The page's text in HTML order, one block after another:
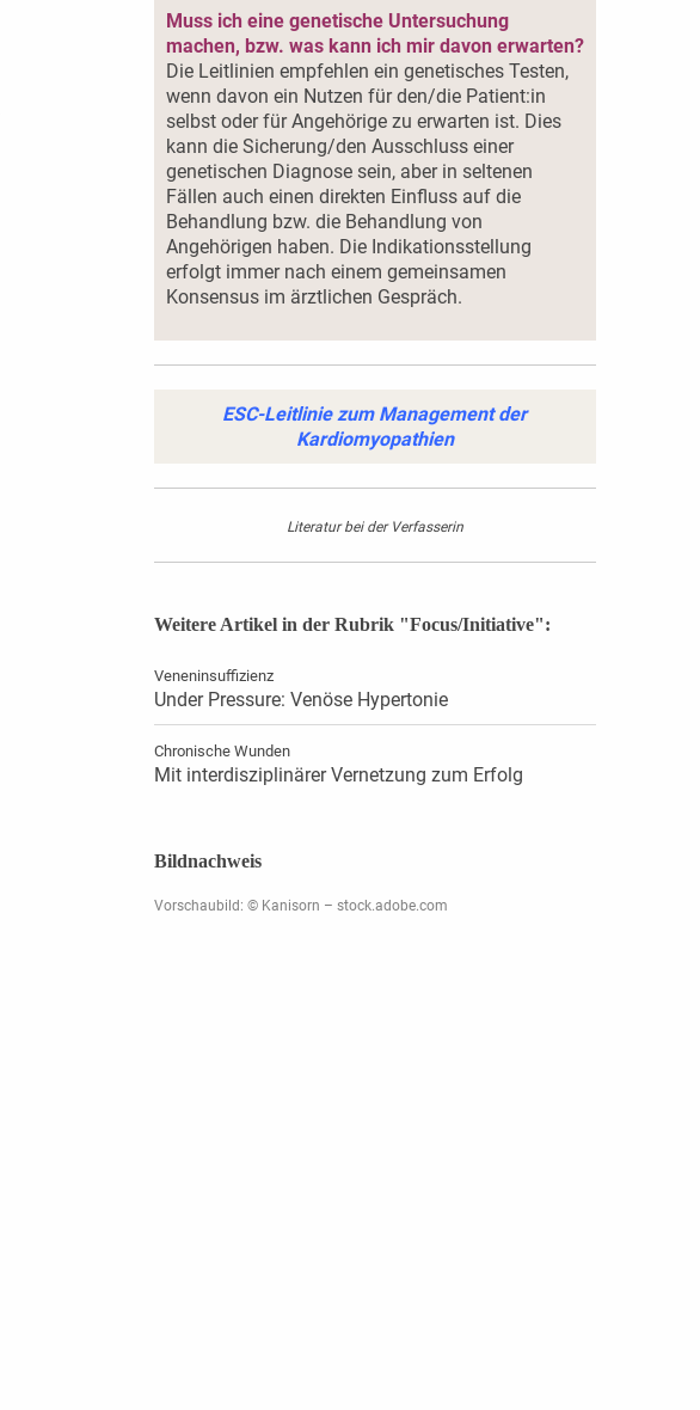
Muss ich eine genetische Untersuchung
machen, bzw. was kann ich mir davon erwarten?
Die Leitlinien empfehlen ein genetisches Testen,
wenn davon ein Nutzen für den/die Patient:in
selbst oder für Angehörige zu erwarten ist. Dies
kann die Sicherung/den Ausschluss einer
genetischen Diagnose sein, aber in seltenen
Fällen auch einen direkten Einfluss auf die
Behandlung bzw. die Behandlung von
Angehörigen haben. Die Indikationsstellung
erfolgt immer nach einem gemeinsamen
Konsensus im ärztlichen Gespräch.
ESC-Leitlinie zum Management der
Kardiomyopathien
Literatur bei der Verfasserin
Weitere Artikel in der Rubrik "Focus/Initiative":
Veneninsuffizienz
Under Pressure: Venöse Hypertonie
Chronische Wunden
Mit interdisziplinärer Vernetzung zum Erfolg
Bildnachweis
Vorschaubild: © Kanisorn – stock.adobe.com